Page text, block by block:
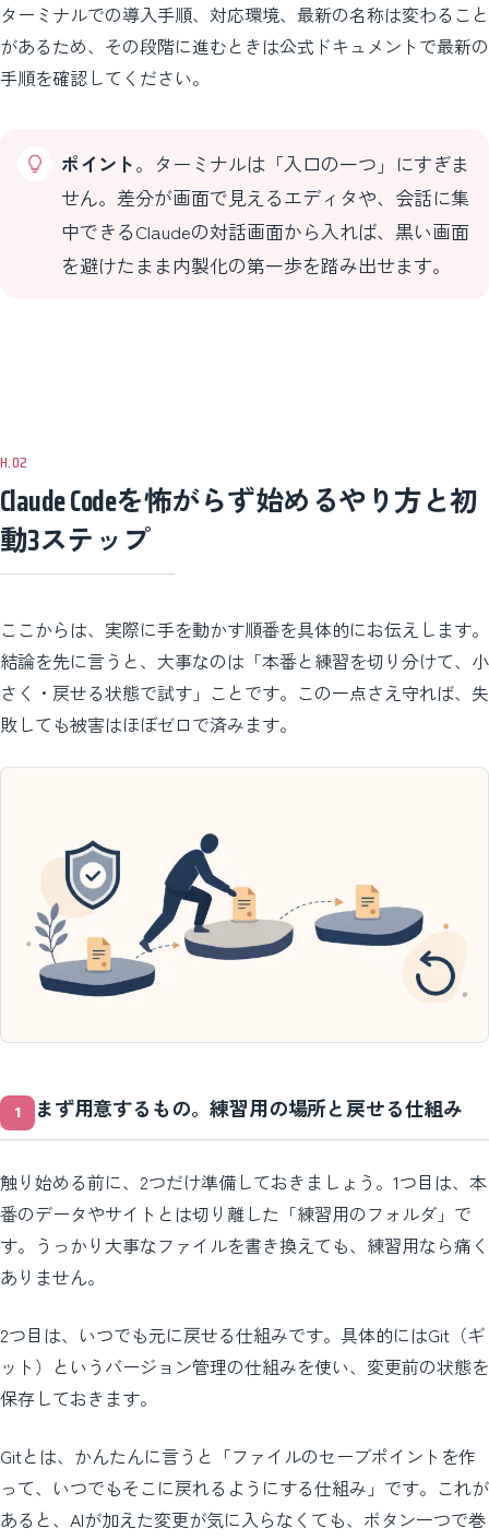
ターミナルでの導入手順、対応環境、最新の名称は変わること
があるため、その段階に進むときは公式ドキュメントで最新の
手順を確認してください。
ポイント。ターミナルは「入口の一つ」にすぎま
せん。差分が画面で見えるエディタや、会話に集
中できるClaudeの対話画面から入れば、黒い画面
を避けたまま内製化の第一歩を踏み出せます。
Claude Codeを怖がらず始めるやり方と初
動3ステップ
ここからは、実際に手を動かす順番を具体的にお伝えします。
結論を先に言うと、大事なのは「本番と練習を切り分けて、小
さく・戻せる状態で試す」ことです。この一点さえ守れば、失
敗しても被害はほぼゼロで済みます。
まず用意するもの。練習用の場所と戻せる仕組み
触り始める前に、2つだけ準備しておきましょう。1つ目は、本
番のデータやサイトとは切り離した「練習用のフォルダ」で
す。うっかり大事なファイルを書き換えても、練習用なら痛く
ありません。
2つ目は、いつでも元に戻せる仕組みです。具体的にはGit（ギ
ット）というバージョン管理の仕組みを使い、変更前の状態を
保存しておきます。
Gitとは、かんたんに言うと「ファイルのセーブポイントを作
って、いつでもそこに戻れるようにする仕組み」です。これが
あると、AIが加えた変更が気に入らなくても、ボタン一つで巻